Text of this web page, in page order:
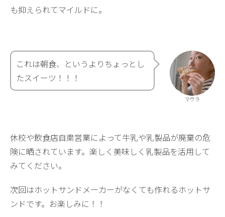
も抑えられてマイルドに。
マウラ
これは朝食、というよりちょっとし
たスイーツ！！！
休校や飲食店自粛営業によって牛乳や乳製品が廃棄の危
険に晒されています。楽しく美味しく乳製品を活用して
みてください。
次回はホットサンドメーカーがなくても作れるホットサ
ンドです。お楽しみに！！